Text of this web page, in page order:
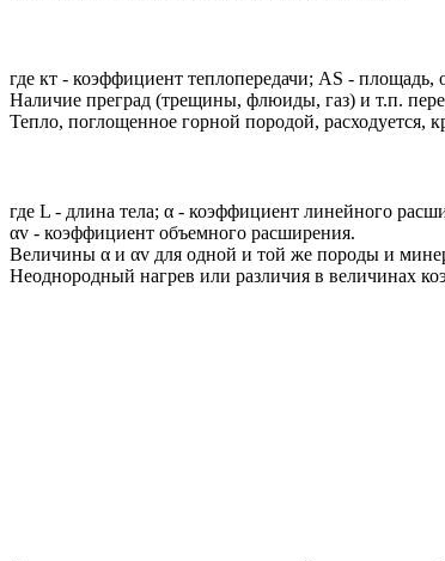
где кт - коэффициент теплопередачи; AS -
Наличие преград (трещины, флюиды, газ) и т.п.
Тепло, поглощенное горной породой, расходуется,
где L - длина тела; α - коэффициент линейного
αv - коэффициент объемного расширения.
Величины α и αv для одной и той же породы и
Неоднородный нагрев или различия в величинах